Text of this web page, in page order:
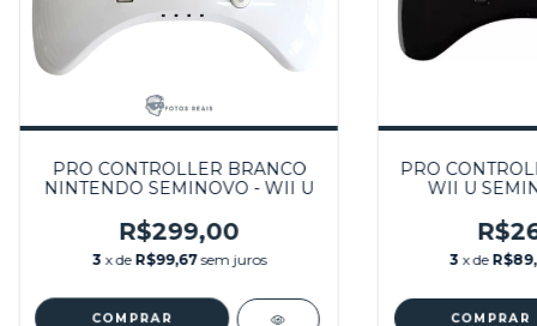
PRO CONTROLLER BRANCO
NINTENDO SEMINOVO - WII U
R$299,00
3 x de R$99,67 sem juros
PRO
WII U
3 x de